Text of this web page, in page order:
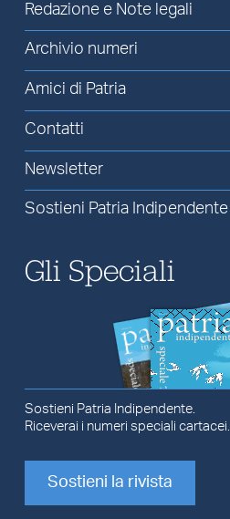
Redazione e Note legali
Archivio numeri
Amici di Patria
Contatti
Newsletter
Sostieni Patria Indipendente
Gli Speciali
Sostieni Patria Indipendente.
Riceverai i numeri speciali cartacei.
Sostieni la rivista